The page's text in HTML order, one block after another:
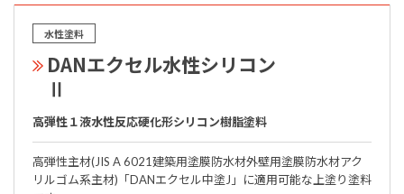
水性塗料
DANエクセル水性シリコン
Ⅱ
高弾性１液水性反応硬化形シリコン樹脂塗料
高弾性主材(JIS A 6021建築用塗膜防水材外壁用塗膜防水材アク
リルゴム系主材)「DANエクセル中塗J」に適用可能な上塗り塗料